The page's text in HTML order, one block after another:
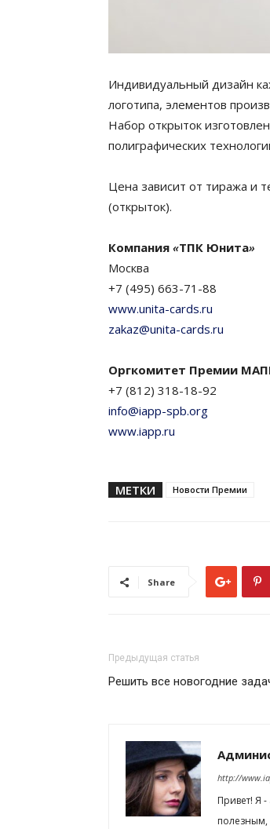
Индивидуальный дизайн
логотипа, элементов
Набор открыток
полиграфических
Цена зависит от тиража и
(открыток).
Компания «ТПК Юнита»
Москва
+7 (495) 663-71-88
www.unita-cards.ru
zakaz@unita-cards.ru
Оргкомитет Премии
+7 (812) 318-18-92
info@iapp-spb.org
www.iapp.ru
МЕТКИ Новости Премии
Share
Предыдущая статья
Решить все новогодние
http://
Привет! Я
полезным,